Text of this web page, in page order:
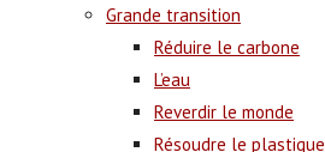
Grande transition
Réduire le carbone
L’eau
Reverdir le monde
Résoudre le plastique